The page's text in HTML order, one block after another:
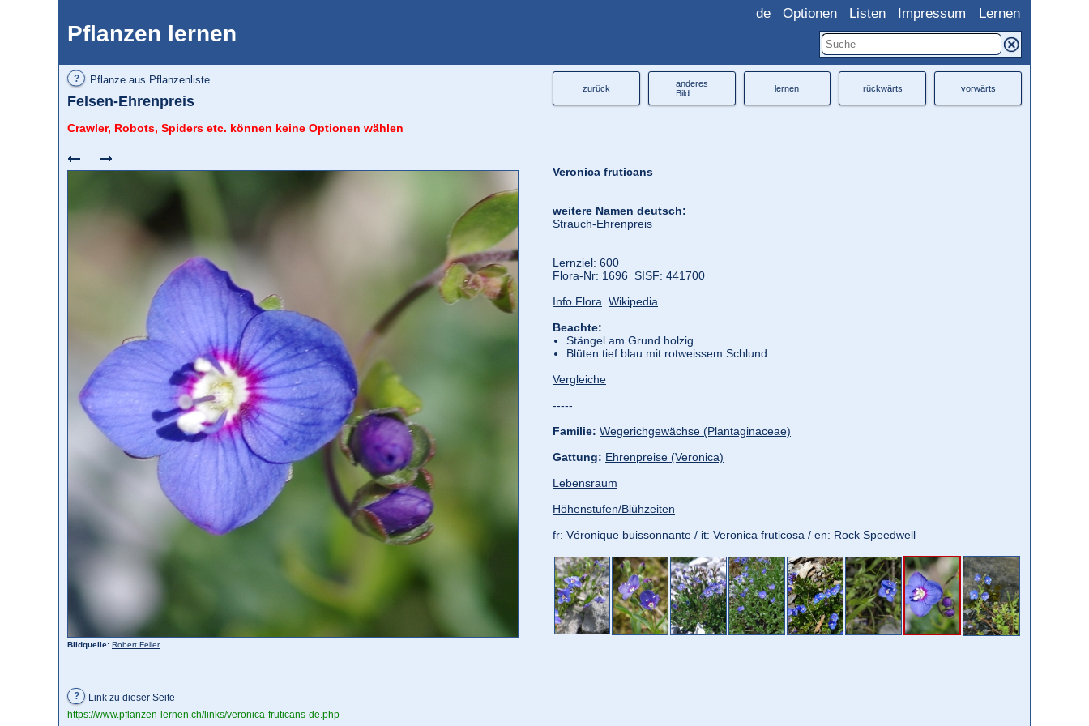
Pflanzen lernen
de Optionen Listen Impressum Lernen
? Pflanze aus Pflanzenliste
Felsen-Ehrenpreis
zurück
anderes
Bild
lernen rückwärts vorwärts
Crawler, Robots, Spiders etc. können keine Optionen wählen
Bildquelle: Robert Feller
Veronica fruticans
weitere Namen deutsch:
Strauch-Ehrenpreis
Lernziel: 600
Flora‑Nr: 1696 SISF: 441700
Info Flora Wikipedia
Beachte:
Stängel am Grund holzig
Blüten tief blau mit rotweissem Schlund
Vergleiche
-----
Familie: Wegerichgewächse (Plantaginaceae)
Gattung: Ehrenpreise (Veronica)
Lebensraum
Höhenstufen/Blühzeiten
fr: Véronique buissonnante / it: Veronica fruticosa / en: Rock Speedwell
?
Link zu dieser Seite
https://www.pflanzen-lernen.ch/links/veronica-fruticans-de.php